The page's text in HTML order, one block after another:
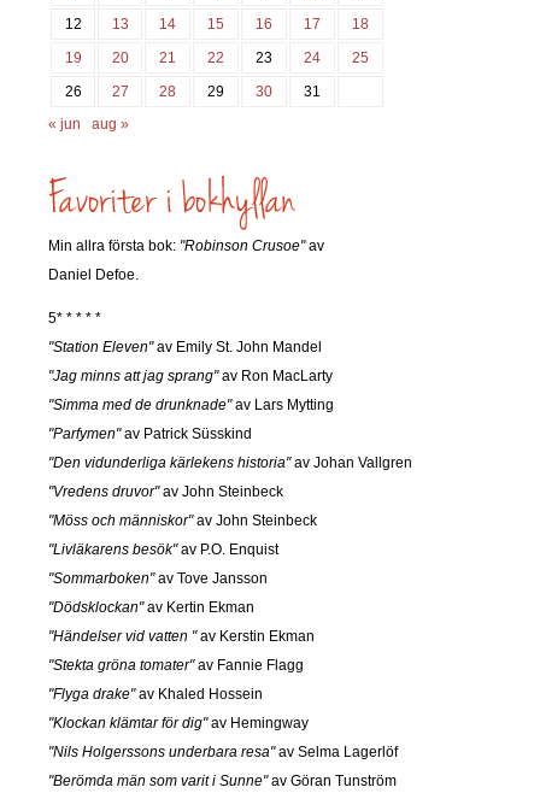
12
13 14 15 16 17
18
19
20 21 22 23 24
25
26
27 28 29 30
31
« jun
aug »
Min allra första bok: "Robinson Crusoe"av
Daniel Defoe.
5* * * * *
"Station Eleven"av Emily St. John Mandel
"Jag minns att jag sprang"av Ron MacLarty
"Simma med de drunknade"av Lars Mytting
"Parfymen"av Patrick Süsskind
"Den vidunderliga kärlekens historia"av Johan Vallgren
"Vredens druvor"av John Steinbeck
"Möss och människor"av John Steinbeck
"Livläkarens besök"av P.O. Enquist
"Sommarboken"av Tove Jansson
"Dödsklockan"av Kertin Ekman
"Händelser vid vatten "av Kerstin Ekman
"Stekta gröna tomater"av Fannie Flagg
"Flyga drake"av Khaled Hossein
"Klockan klämtar för dig"av Hemingway
"Nils Holgerssons underbara resa"av Selma Lagerlöf
"Berömda män som varit i Sunne"av Göran Tunström